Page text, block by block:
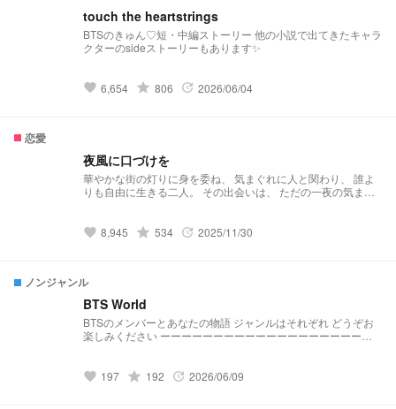
touch the heartstrings
BTSのきゅん♡短・中編ストーリー 他の小説で出てきたキャラ
クターのsideストーリーもあります✨
favorite 6,654 grade 806 update 2026/06/04
恋愛
夜風に口づけを
華やかな街の灯りに身を委ね、 気まぐれに人と関わり、 誰よ
りも自由に生きる二人。 その出会いは、 ただの一夜の気まぐ
遊び、 そして人の温もりを求める癖は消えない。 心の奥に芽
さと、 離れられない熱に溺れる二人の行方は、 愛か、それと
も依存か。 ⚠︎自己満足小説 ⚠︎気まぐれ返信
favorite 8,945 grade 534 update 2025/11/30
ノンジャンル
BTS World
BTSのメンバーとあなたの物語 ジャンルはそれぞれ どうぞお
楽しみください ーーーーーーーーーーーーーーーーーーーー
favorite 197 grade 192 update 2026/06/09